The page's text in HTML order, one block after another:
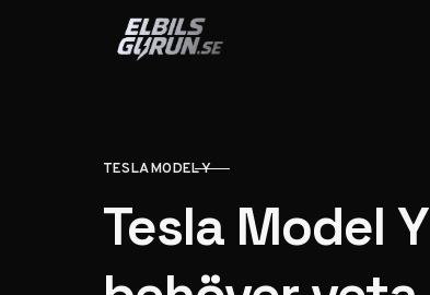
Hoppa till innehåll
KATEGORI
TESLA MODEL Y
Tesla Model